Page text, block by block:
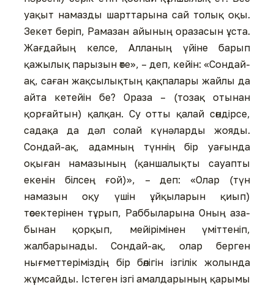
уақыт намазды шарттарына сай толық оқы.
Зекет беріп, Рамазан айының оразасын ұста.
Жағдайың келсе, Алланың үйіне барып
қажылық парызын өте», – деп, кейін: «Сондай-
ақ, саған жақсылықтың қақпалары жайлы да
айта кетейін бе? Ораза – (тозақ отынан
қорғайтын) қалқан. Су отты қалай сөндірсе,
садақа да дәл солай күнәларды жояды.
Сондай-ақ, адамның түннің бір уағында
оқыған намазының (қаншалықты сауапты
екенін білсең ғой)», – деп: «Олар (түн
намазын оқу үшін ұйқыларын қиып)
төсектерінен тұрып, Раббыларына Оның аза-
бынан қорқып, мейірімінен үміттеніп,
жалбарынады. Сондай-ақ, олар берген
нығметтеріміздің бір бөлігін ізгілік жолында
жұмсайды. Істеген ізгі амалдарының қарымы